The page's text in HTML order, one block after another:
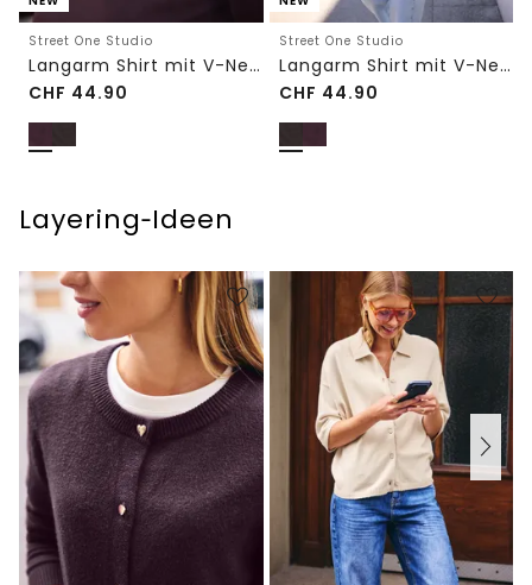
Street One Studio
Langarm Shirt mit V-Neck und Spitze
CHF 44.90
Street One Studio
Langarm Shirt mit V-Neck und Spitze
CHF 44.90
Layering‑Ideen